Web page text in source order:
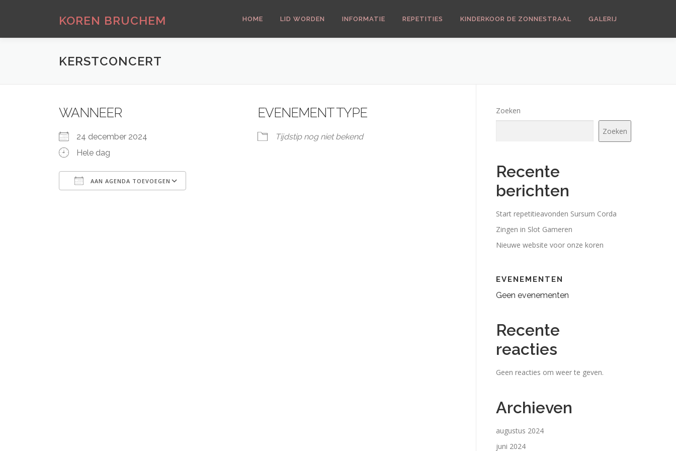
inhoud
KOREN BRUCHEM HOME LID WORDEN INFORMATIE REPETITIES KINDERKOOR DE ZONNESTRAAL GALERIJ
KERSTCONCERT
WANNEER
24 december 2024
Hele dag
AAN AGENDA TOEVOEGEN
EVENEMENT TYPE
Tijdstip nog niet bekend
Zoeken
Zoeken
Recente
berichten
Start repetitieavonden Sursum Corda
Zingen in Slot Gameren
Nieuwe website voor onze koren
EVENEMENTEN
Geen evenementen
Recente
reacties
Geen reacties om weer te geven.
Archieven
augustus 2024
juni 2024